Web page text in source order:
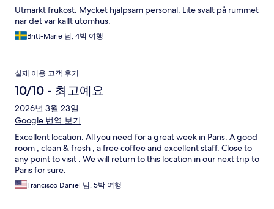
Utmärkt frukost. Mycket hjälpsam personal. Lite svalt på rummet
när det var kallt utomhus.
Britt-Marie 님, 4박 여행
실제 이용 고객 후기
10/10 - 최고예요
2026년 3월 23일
Google 번역 보기
Excellent location. All you need for a great week in Paris. A good
room , clean & fresh , a free coffee and excellent staff. Close to
any point to visit . We will return to this location in our next trip to
Paris for sure.
Francisco Daniel 님, 5박 여행